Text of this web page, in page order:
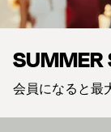
SUMMER
会員になると最